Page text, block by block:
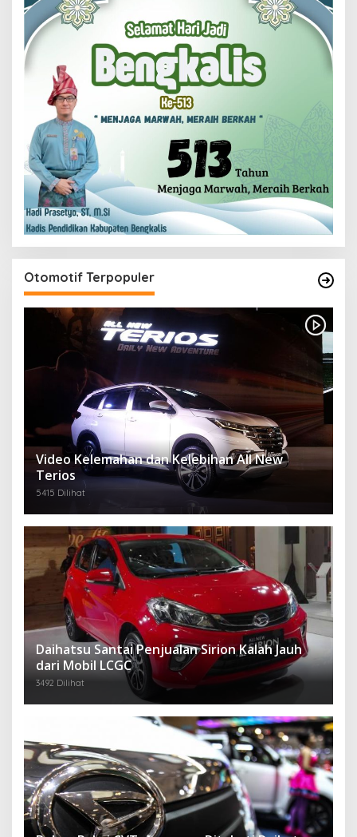
Otomotif Terpopuler
Video Kelemahan dan Kelebihan All New
Terios
5415 Dilihat
Daihatsu Santai Penjualan Sirion Kalah Jauh
dari Mobil LCGC
3492 Dilihat